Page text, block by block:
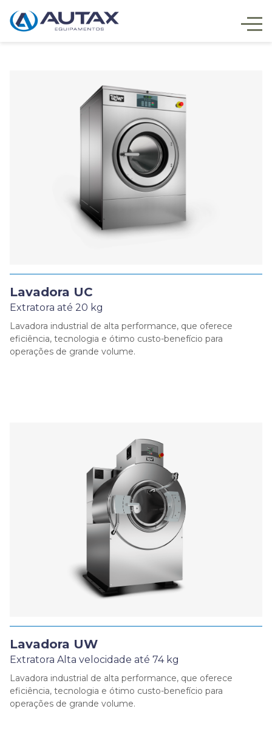
Lavadora UC
Extratora até 20 kg
Lavadora industrial de alta performance, que oferece
eficiência, tecnologia e ótimo custo-benefício para
operações de grande volume.
Lavadora UW
Extratora Alta velocidade até 74 kg
Lavadora industrial de alta performance, que oferece
eficiência, tecnologia e ótimo custo-benefício para
operações de grande volume.